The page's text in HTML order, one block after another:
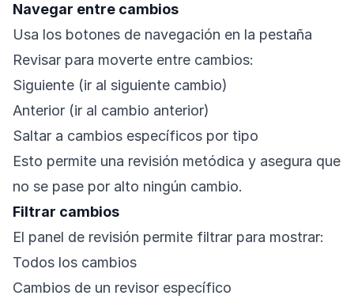
Navegar entre cambios
Usa los botones de navegación en la pestaña
Revisar para moverte entre cambios:
Siguiente (ir al siguiente cambio)
Anterior (ir al cambio anterior)
Saltar a cambios específicos por tipo
Esto permite una revisión metódica y asegura que
no se pase por alto ningún cambio.
Filtrar cambios
El panel de revisión permite filtrar para mostrar:
Todos los cambios
Cambios de un revisor específico